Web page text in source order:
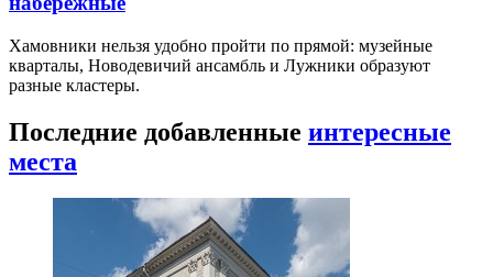
Хамовники нельзя удобно пройти по прямой: музейные
кварталы, Новодевичий ансамбль и Лужники образуют
разные кластеры.
Последние добавленные интересные
места